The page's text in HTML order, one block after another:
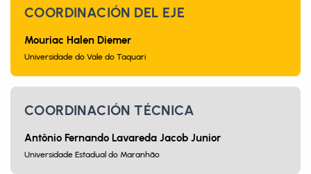
COORDINACIÓN DEL EJE
Mouriac Halen Diemer
Universidade do Vale do Taquari
COORDINACIÓN TÉCNICA
Antônio Fernando Lavareda Jacob Junior
Universidade Estadual do Maranhão